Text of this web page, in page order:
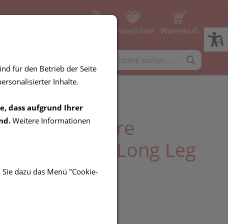
Wunschliste Warenkorb
Molicare
premium Long Leg
5st
für den Betrieb der Seite
Inhalte.
dass aufgrund Ihrer
Weitere Informationen
dazu das Menü "Cookie-